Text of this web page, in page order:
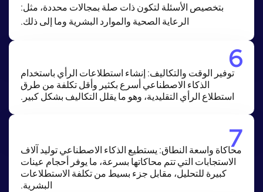
بتخصيص الأسئلة لتكون ذات صلة بمجالات محددة، مثل:
الرعاية الصحية والموارد البشرية وما إلى ذلك.
توفير الوقت والتكاليف: إنشاء استطلاعات الرأي باستخدام
الذكاء الاصطناعي أسرع بكثير وأقل تكلفة من طرق
استطلاع الرأي التقليدية، وهو ما يقلل التكاليف بشكل كبير.
محاكاة واسعة النطاق: يستطيع الذكاء الاصطناعي توليد آلاف
الاستجابات التي تتم محاكاتها بسرعة، ما يوفر أحجام عينات
كبيرة للتحليل، مقابل جزء بسيط من تكلفة الاستطلاعات
البشرية.